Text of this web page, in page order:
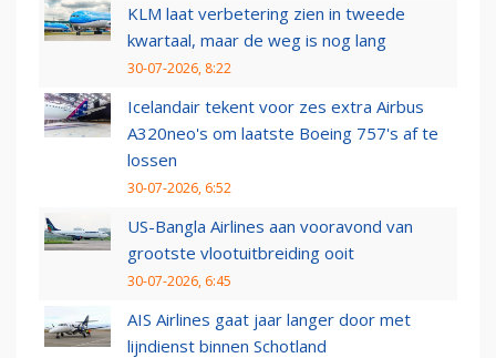
KLM laat verbetering zien in tweede
kwartaal, maar de weg is nog lang
30-07-2026, 8:22
Icelandair tekent voor zes extra Airbus
A320neo's om laatste Boeing 757's af te
lossen
30-07-2026, 6:52
US-Bangla Airlines aan vooravond van
grootste vlootuitbreiding ooit
30-07-2026, 6:45
AIS Airlines gaat jaar langer door met
lijndienst binnen Schotland